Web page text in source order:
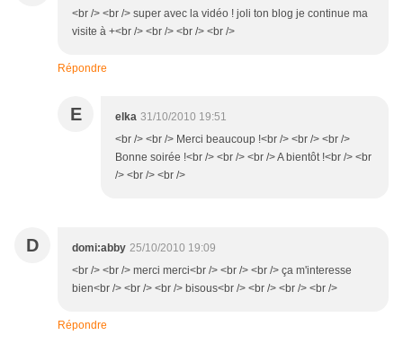
<br /> <br /> super avec la vidéo ! joli ton blog je continue ma
visite à +<br /> <br /> <br /> <br />
Répondre
E elka 31/10/2010 19:51
<br /> <br /> Merci beaucoup !<br /> <br /> <br />
Bonne soirée !<br /> <br /> <br /> A bientôt !<br /> <br
/> <br /> <br />
D domi:abby 25/10/2010 19:09
<br /> <br /> merci merci<br /> <br /> <br /> ça m'interesse
bien<br /> <br /> <br /> bisous<br /> <br /> <br /> <br />
Répondre